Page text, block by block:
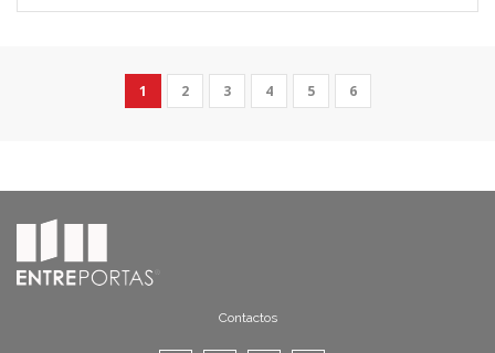
1 2 3 4 5 6
Contactos